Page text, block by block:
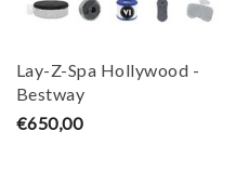
Lay-Z-Spa Hollywood -
Bestway
€650,00